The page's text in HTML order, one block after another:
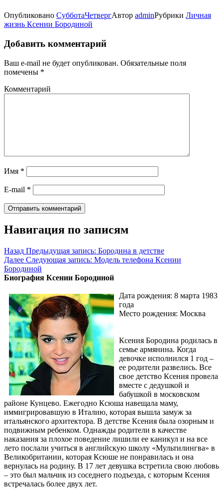
Опубликовано СубботаЧетвергАвтор adminРубрики Личная
жизнь Ксении Бородиной
Добавить комментарий
Ваш e-mail не будет опубликован. Обязательные поля
помечены *
Комментарий
Имя *
E-mail *
Навигация по записям
Назад Предыдущая запись: Бородина в детстве
Далее Следующая запись: Модель телефона Ксении
Бородиной
Биография Ксении Бородиной
Дата рождения: 8 марта 1983
года
Место рождения: Москва
Ксения Бородина родилась в
семье армянина. Когда
девочке исполнился 1 год –
ее родители развелись. Все
свое детство Ксения провела
вместе с дедушкой и
бабушкой в московском
районе Кунцево. Ежегодно Ксюша навещала маму,
иммигрировавшую в Италию, которая вышла замуж за
итальянского архитектора. В детстве Ксения была озорным и
подвижным ребенком. Однажды родители в качестве
наказания за плохое поведение лишили ее каникул и на все
лето послали учиться в английскую школу «Мультилингва» в
Великобритании, которая Ксюше не понравилась и она
вернулась на родину. В 17 лет девушка встретила свою любовь
– это был мальчик из соседнего подъезда, с которым Ксения
встречалась более двух лет.